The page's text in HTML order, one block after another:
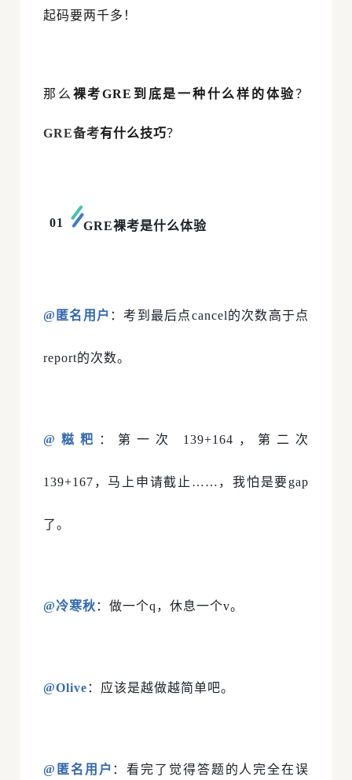
起码要两千多！
那么 裸考GRE到底是一种什么样的体验？
GRE备考有什么技巧？
01 GRE裸考是什么体验
@匿名用户 ：考到最后点cancel的次数高于点
report的次数。
@糍粑 ：第一次 139+164，第二次
139+167，马上申请截止……，我怕是要gap
了。
@冷寒秋 ：做一个q，休息一个v。
@Olive ：应该是越做越简单吧。
@匿名用户 ：看完了觉得答题的人完全在误